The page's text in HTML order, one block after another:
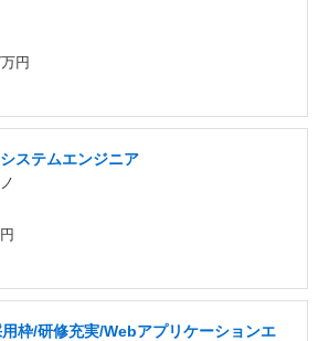
円
ステムエンジニア
枠/研修充実/Webアプリケーションエ